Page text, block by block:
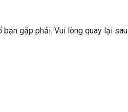
gặp phải. Vui lòng quay lại sau